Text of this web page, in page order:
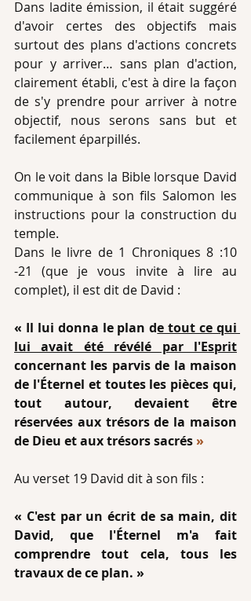
Dans ladite émission, il était suggéré
d'avoir certes des objectifs mais
surtout des plans d'actions concrets
pour y arriver… sans plan d'action,
clairement établi, c'est à dire la façon
de s'y prendre pour arriver à notre
objectif, nous serons sans but et
facilement éparpillés.
On le voit dans la Bible lorsque David
communique à son fils Salomon les
instructions pour la construction du
temple.
Dans le livre de 1 Chroniques 8 :10
-21 (que je vous invite à lire au
complet), il est dit de David :
« Il lui donna le plan de tout ce qui
lui avait été révélé par l'Esprit
concernant les parvis de la maison
de l'Éternel et toutes les pièces qui,
tout autour, devaient être
réservées aux trésors de la maison
de Dieu et aux trésors sacrés »
Au verset 19 David dit à son fils :
« C'est par un écrit de sa main, dit
David, que l'Éternel m'a fait
comprendre tout cela, tous les
travaux de ce plan. »